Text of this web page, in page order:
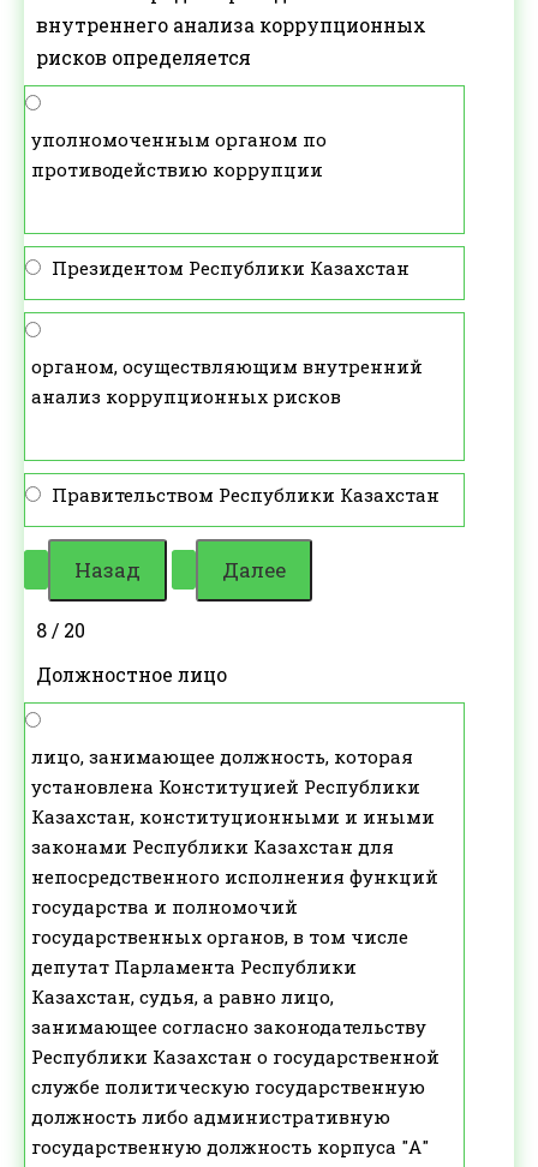
внутреннего анализа коррупционных
рисков определяется
уполномоченным органом по
противодействию коррупции
Президентом Республики Казахстан
органом, осуществляющим внутренний
анализ коррупционных рисков
Правительством Республики Казахстан
8 / 20
Должностное лицо
лицо, занимающее должность, которая
установлена Конституцией Республики
Казахстан, конституционными и иными
законами Республики Казахстан для
непосредственного исполнения функций
государства и полномочий
государственных органов, в том числе
депутат Парламента Республики
Казахстан, судья, а равно лицо,
занимающее согласно законодательству
Республики Казахстан о государственной
службе политическую государственную
должность либо административную
государственную должность корпуса "А"